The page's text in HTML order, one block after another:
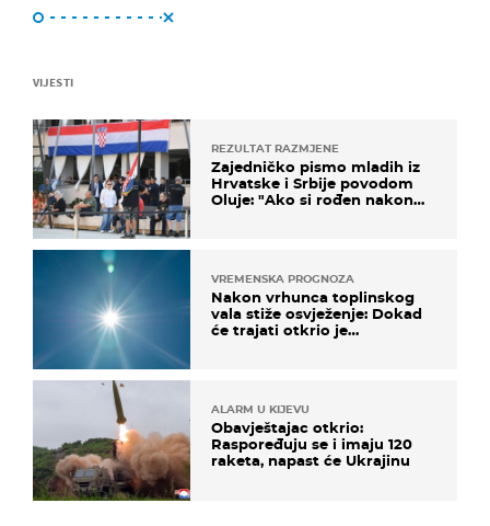
VIJESTI
REZULTAT RAZMJENE
Zajedničko pismo mladih iz
Hrvatske i Srbije povodom
Oluje: "Ako si rođen nakon
VREMENSKA PROGNOZA
Nakon vrhunca toplinskog
vala stiže osvježenje: Dokad
će trajati otkrio je
ALARM U KIJEVU
Obavještajac otkrio:
Raspoređuju se i imaju 120
raketa, napast će Ukrajinu